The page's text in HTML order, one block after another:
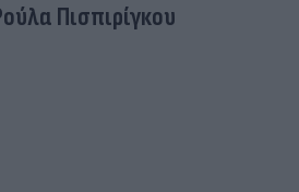
Πισπιρίγκου